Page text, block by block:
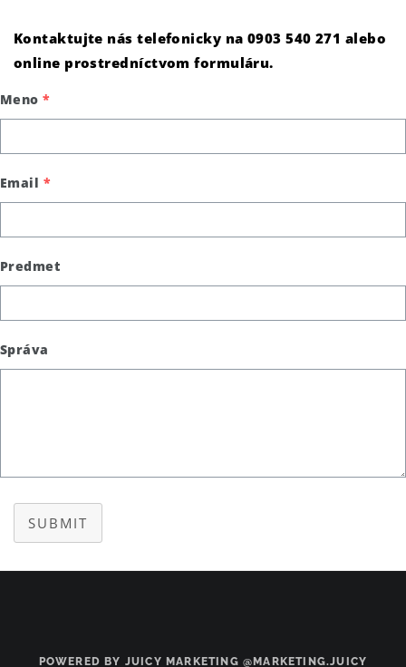
Kontaktujte nás telefonicky na 0903 540 271 alebo
online prostredníctvom formuláru.
Meno *
Email *
Predmet
Správa
SUBMIT
POWERED BY JUICY MARKETING @MARKETING.JUICY